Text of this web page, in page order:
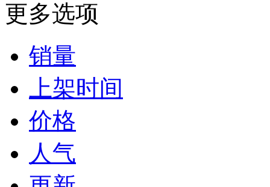
更多选项
销量
上架时间
价格
人气